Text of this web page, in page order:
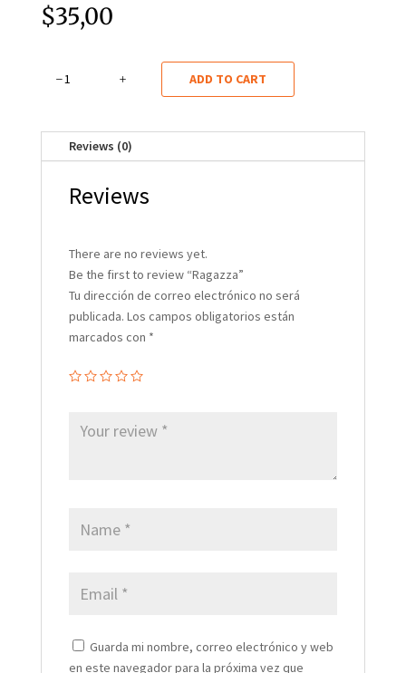
$35,00
quantity
ADD TO CART
Reviews (0)
Reviews
There are no reviews yet.
Be the first to review “Ragazza”
Tu dirección de correo electrónico no será
publicada. Los campos obligatorios están
marcados con *
Guarda mi nombre, correo electrónico y web
en este navegador para la próxima vez que